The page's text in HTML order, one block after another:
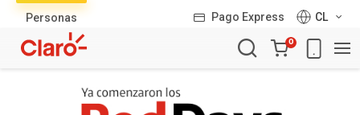
Personas Pago Express
CL
Carro
de
0
productos